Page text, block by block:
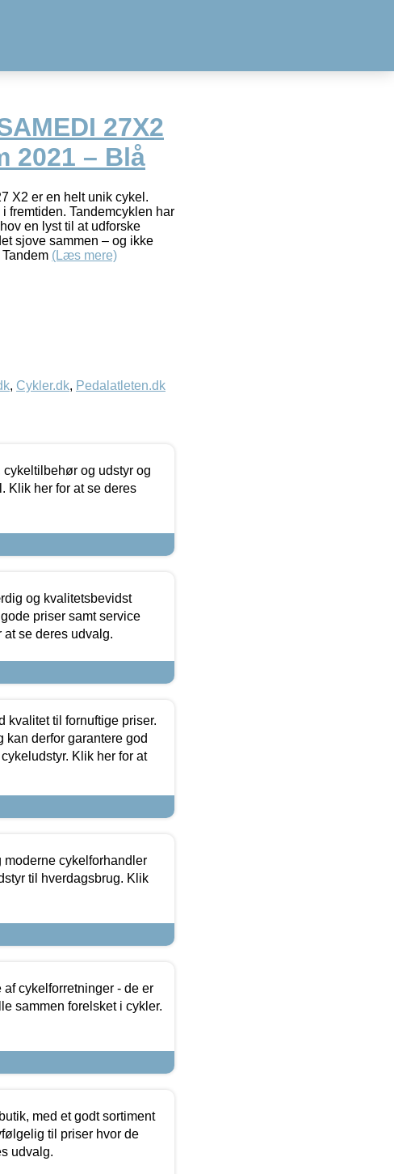
27X2
2021 – Blå
X2 er en helt unik cykel.
fremtiden. Tandemcyklen har
en lyst til at udforske
sjove sammen – og ikke
(Læs mere)
, Cykler.dk, Pedalatleten.dk
og udstyr og
Klik her for at se deres
og kvalitetsbevidst
priser samt service
se deres udvalg.
kvalitet til fornuftige priser.
kan derfor garantere god
Klik her for at
cykelforhandler
til hverdagsbrug. Klik
cykelforretninger - de er
sammen forelsket i cykler.
med et godt sortiment
til priser hvor de
udvalg.